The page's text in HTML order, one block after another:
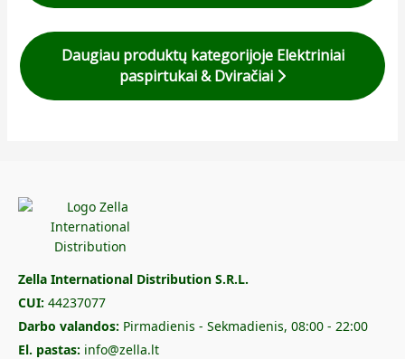
Daugiau produktų kategorijoje Elektriniai
paspirtukai & Dviračiai
Zella International Distribution S.R.L.
CUI: 44237077
Darbo valandos: Pirmadienis - Sekmadienis, 08:00 - 22:00
El. pastas: info@zella.lt